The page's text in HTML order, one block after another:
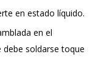
en estado líquido.
en el
debe soldarse toque